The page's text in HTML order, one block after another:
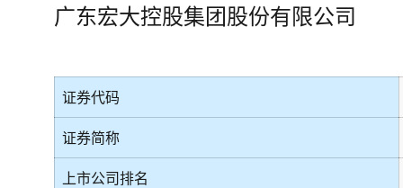
广东宏大控股集团股份有限公司
证券代码
证券简称
上市公司排名